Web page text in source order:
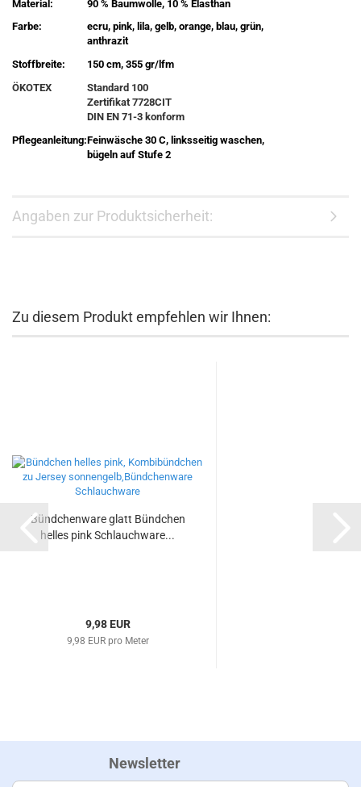
Material:
90 % Baumwolle, 10 % Elasthan
Farbe:
ecru, pink, lila, gelb, orange, blau, grün,
anthrazit
Stoffbreite:
150 cm, 355 gr/lfm
ÖKOTEX
Standard 100
Zertifikat 7728CIT
DIN EN 71-3 konform
Pflegeanleitung:Feinwäsche 30 C, linksseitig waschen,
bügeln auf Stufe 2
Angaben zur Produktsicherheit:
Zu diesem Produkt empfehlen wir Ihnen:
Bündchenware glatt Bündchen
helles pink Schlauchware...
9,98 EUR
9,98 EUR pro Meter
Newsletter